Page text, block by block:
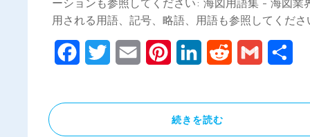
ーションも参照してください: 海図用語集 - 海図業
用される用語、記号、略語、用語も参照してくだ
FacebookTwitter Email PinterestLinkedIn Reddit Gmail
続きを読む